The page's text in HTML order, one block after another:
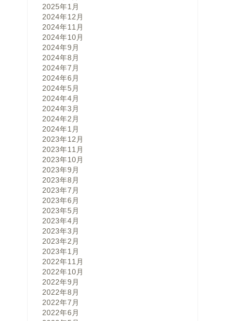
2025年1月
2024年12月
2024年11月
2024年10月
2024年9月
2024年8月
2024年7月
2024年6月
2024年5月
2024年4月
2024年3月
2024年2月
2024年1月
2023年12月
2023年11月
2023年10月
2023年9月
2023年8月
2023年7月
2023年6月
2023年5月
2023年4月
2023年3月
2023年2月
2023年1月
2022年11月
2022年10月
2022年9月
2022年8月
2022年7月
2022年6月